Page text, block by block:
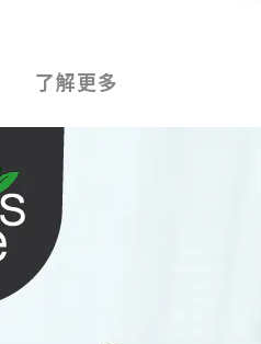
了解更多